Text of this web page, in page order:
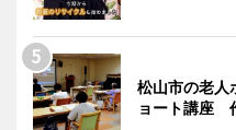
松山市の老人
ョート講座